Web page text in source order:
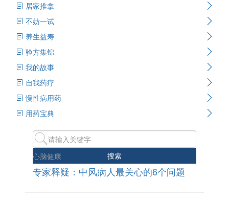
居家推拿
不妨一试
养生益寿
验方集锦
我的故事
自我药疗
慢性病用药
用药宝典
搜索
心脑健康
专家释疑：中风病人最关心的6个问题